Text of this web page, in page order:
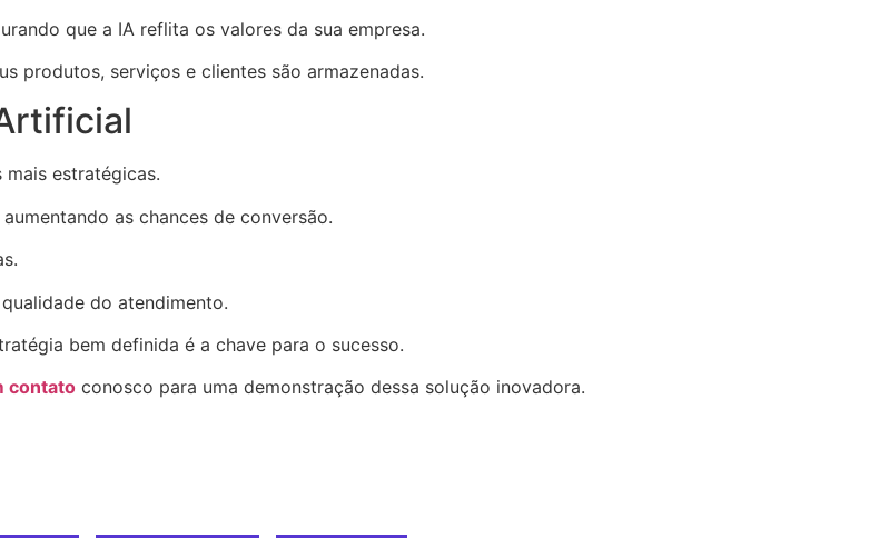
que a IA reflita os valores da sua empresa.
produtos, serviços e clientes são armazenadas.
estratégicas.
as chances de conversão.
do atendimento.
bem definida é a chave para o sucesso.
contato conosco para uma demonstração dessa solução inovadora.